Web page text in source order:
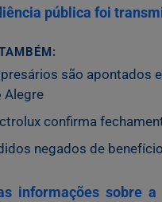
pública foi
são apontados
Alegre
confirma
negados de
informações sobre